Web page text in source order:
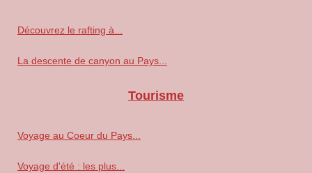
Découvrez le rafting à...
La descente de canyon au Pays...
Tourisme
Voyage au Coeur du Pays...
Voyage d'été : les plus...